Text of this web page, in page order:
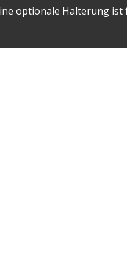
optionale Halterung ist